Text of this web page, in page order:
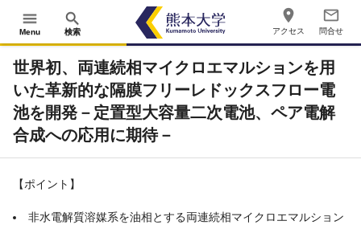
menu
Menu
search
検索
place
アクセス
mail_outline
問合せ
世界初、両連続相マイクロエマルションを用
いた革新的な隔膜フリーレドックスフロー電
池を開発－定置型大容量二次電池、ペア電解
合成への応用に期待－
【ポイント】
非水電解質溶媒系を油相とする両連続相マイクロエマルション